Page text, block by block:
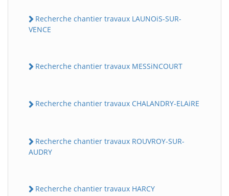
Recherche chantier travaux LAUNOiS-SUR-
VENCE
Recherche chantier travaux MESSiNCOURT
Recherche chantier travaux CHALANDRY-ELAiRE
Recherche chantier travaux ROUVROY-SUR-
AUDRY
Recherche chantier travaux HARCY